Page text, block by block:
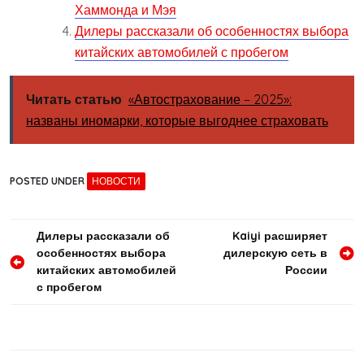
Хаммонда и Мэя
Дилеры рассказали об особенностях выбора
китайских автомобилей с пробегом
Читать статью «Автострахование – 2025»:
названы иномарки, которые выгоднее страховать
POSTED UNDER НОВОСТИ
Навигация
по
записям
Дилеры рассказали об
особенностях выбора
китайских автомобилей
с пробегом
Kaiyi расширяет
дилерскую сеть в
России